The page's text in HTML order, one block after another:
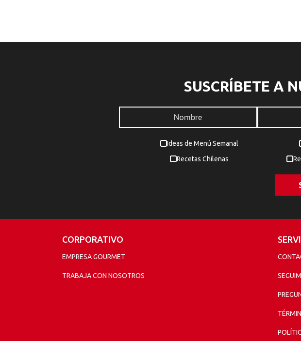
SUSCRÍBETE A
Ideas de Menú Semanal
Recetas Chilenas
CORPORATIVO
EMPRESA GOURMET
TRABAJA CON NOSOTROS